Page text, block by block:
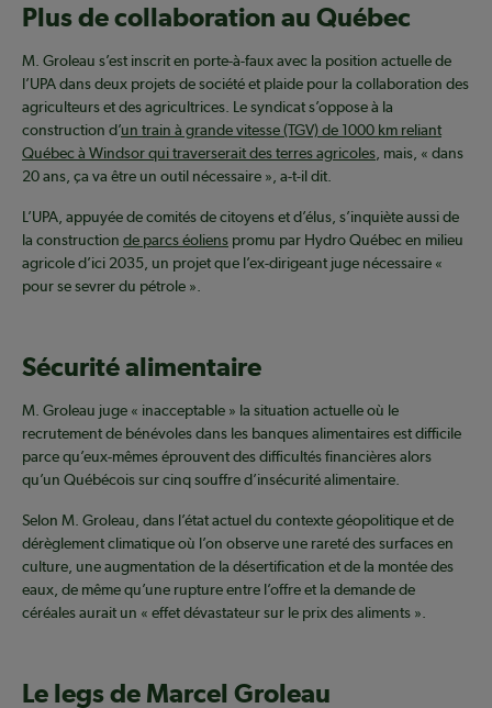
Plus de collaboration au Québec
M. Groleau s’est inscrit en porte-à-faux avec la position actuelle de
l’UPA dans deux projets de société et plaide pour la collaboration des
agriculteurs et des agricultrices. Le syndicat s’oppose à la
construction d’un train à grande vitesse (TGV) de 1000 km reliant
Québec à Windsor qui traverserait des terres agricoles, mais, « dans
20 ans, ça va être un outil nécessaire », a-t-il dit.
L’UPA, appuyée de comités de citoyens et d’élus, s’inquiète aussi de
la construction de parcs éoliens promu par Hydro Québec en milieu
agricole d’ici 2035, un projet que l’ex-dirigeant juge nécessaire «
pour se sevrer du pétrole ».
Sécurité alimentaire
M. Groleau juge « inacceptable » la situation actuelle où le
recrutement de bénévoles dans les banques alimentaires est difficile
parce qu’eux-mêmes éprouvent des difficultés financières alors
qu’un Québécois sur cinq souffre d’insécurité alimentaire.
Selon M. Groleau, dans l’état actuel du contexte géopolitique et de
dérèglement climatique où l’on observe une rareté des surfaces en
culture, une augmentation de la désertification et de la montée des
eaux, de même qu’une rupture entre l’offre et la demande de
céréales aurait un « effet dévastateur sur le prix des aliments ».
Le legs de Marcel Groleau